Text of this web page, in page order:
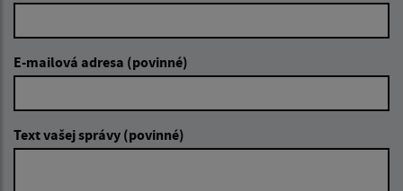
E-mailová adresa (povinné)
Text vašej správy (povinné)